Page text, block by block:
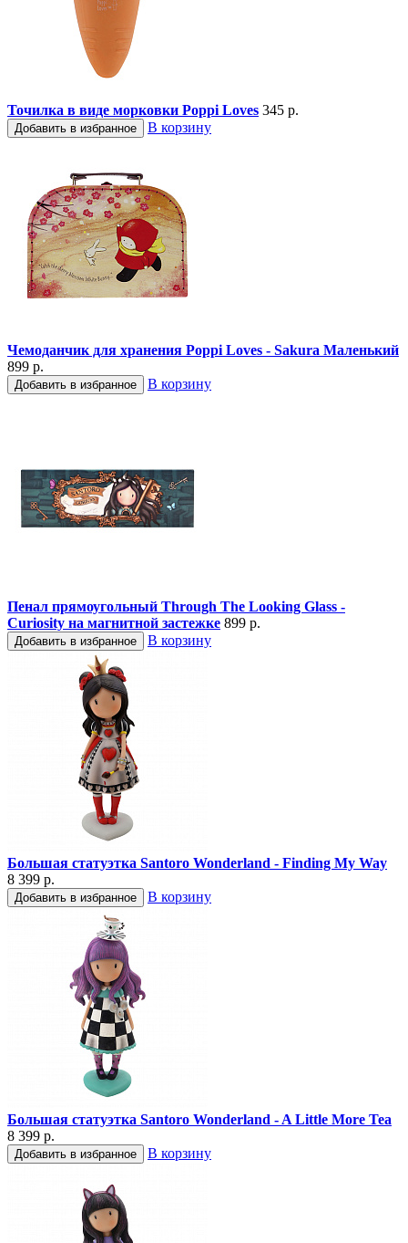
Точилка в виде морковки Poppi Loves 345 р.
Добавить в избранное В корзину
Чемоданчик для хранения Poppi Loves - Sakura Маленький
899 р.
Добавить в избранное В корзину
Пенал прямоугольный Through The Looking Glass -
Curiosity на магнитной застежке 899 р.
Добавить в избранное В корзину
Большая статуэтка Santoro Wonderland - Finding My Way
8 399 р.
Добавить в избранное В корзину
Большая статуэтка Santoro Wonderland - A Little More Tea
8 399 р.
Добавить в избранное В корзину